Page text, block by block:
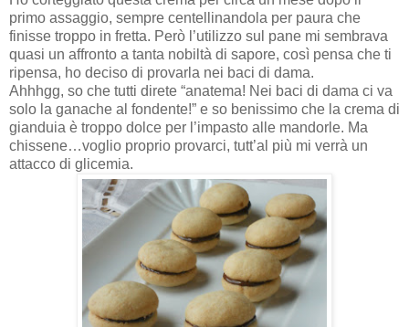
primo assaggio, sempre centellinandola per paura che
finisse troppo in fretta. Però l’utilizzo sul pane mi sembrava
quasi un affronto a tanta nobiltà di sapore, così pensa che ti
ripensa, ho deciso di provarla nei baci di dama.
Ahhhgg, so che tutti direte “anatema! Nei baci di dama ci va
solo la ganache al fondente!” e so benissimo che la crema di
gianduia è troppo dolce per l’impasto alle mandorle. Ma
chissene…voglio proprio provarci, tutt’al più mi verrà un
attacco di glicemia.